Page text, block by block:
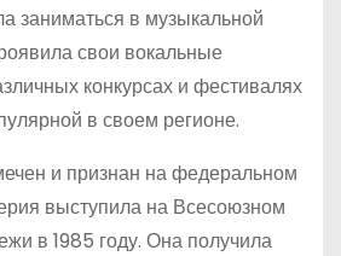
заниматься в музыкальной
свои вокальные
конкурсах и фестивалях
в своем регионе.
и признан на федеральном
выступила на Всесоюзном
в 1985 году. Она получила